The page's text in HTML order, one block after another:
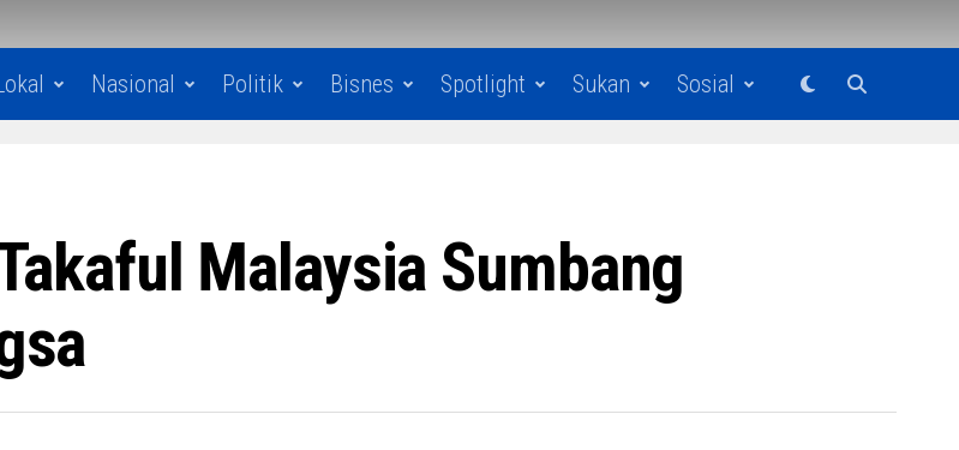
Nasional Politik Bisnes Spotlight Sukan Sosial
Malaysia Sumbang